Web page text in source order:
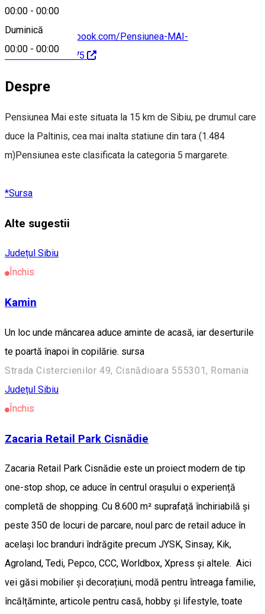
00:00 - 00:00
Duminică
00:00 - 00:00
https://www.facebook.com/Pensiunea-MAI-
124227310970275
Despre
Pensiunea Mai este situata la 15 km de Sibiu, pe drumul care
duce la Paltinis, cea mai inalta statiune din tara (1.484
m)Pensiunea este clasificata la categoria 5 margarete.
*Sursa
Alte sugestii
Județul Sibiu
Închis
Kamin
Un loc unde mâncarea aduce aminte de acasă, iar deserturile
te poartă înapoi în copilărie. sursa
Strada Cistercienilor 49, Cisnădioara 555301, Romania
Județul Sibiu
Închis
Zacaria Retail Park Cisnădie
Zacaria Retail Park Cisnădie este un proiect modern de tip
one-stop shop, ce aduce în centrul orașului o experiență
completă de shopping. Cu 8.600 m² suprafață închiriabilă și
peste 350 de locuri de parcare, noul parc de retail aduce în
același loc branduri îndrăgite precum JYSK, Sinsay, Kik,
Agroland, Tedi, Pepco, CCC, Worldbox, Xpress și altele. Aici
vei găsi mobilier și decorațiuni, modă pentru întreaga familie,
încălțăminte, articole pentru casă, hobby și lifestyle, toate